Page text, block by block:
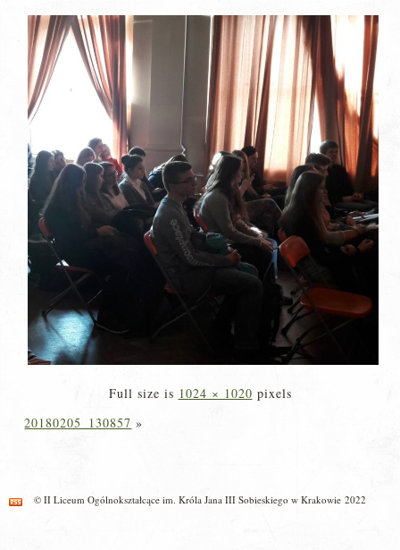
Full size is 1024 × 1020 pixels
20180205_130857 »
© II Liceum Ogólnokształcące im. Króla Jana III Sobieskiego w Krakowie 2022